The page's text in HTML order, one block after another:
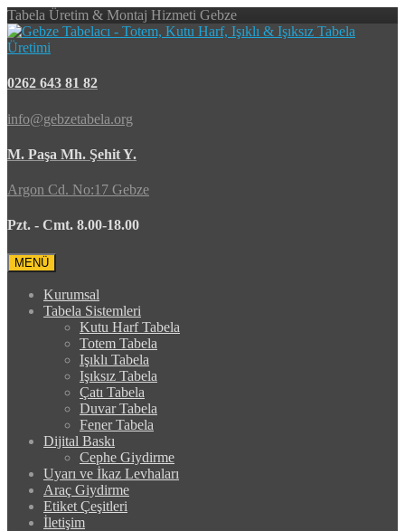
Tabela Üretim & Montaj Hizmeti Gebze
0262 643 81 82
info@gebzetabela.org
M. Paşa Mh. Şehit Y.
Argon Cd. No:17 Gebze
Pzt. - Cmt. 8.00-18.00
MENÜ
Kurumsal
Tabela Sistemleri
Kutu Harf Tabela
Totem Tabela
Işıklı Tabela
Işıksız Tabela
Çatı Tabela
Duvar Tabela
Fener Tabela
Dijital Baskı
Cephe Giydirme
Uyarı ve İkaz Levhaları
Araç Giydirme
Etiket Çeşitleri
İletişim